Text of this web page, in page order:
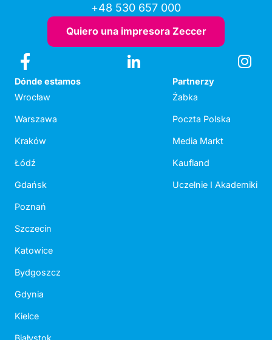
+48 530 657 000
Quiero una impresora Zeccer
Dónde estamos
Wrocław
Warszawa
Kraków
Łódź
Gdańsk
Poznań
Szczecin
Katowice
Bydgoszcz
Gdynia
Kielce
Partnerzy
Żabka
Poczta Polska
Media Markt
Kaufland
Uczelnie I Akademiki